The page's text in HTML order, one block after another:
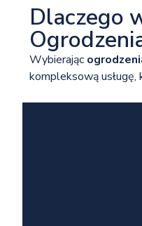
Dlaczego
Wybierając
kompleksową usługę,